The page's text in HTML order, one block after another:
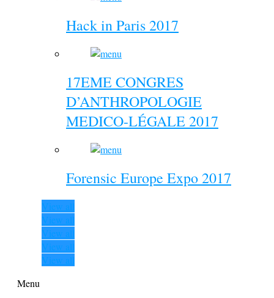
Hack in Paris 2017
17EME CONGRES
D’ANTHROPOLOGIE
MEDICO-LÉGALE 2017
Forensic Europe Expo 2017
View all
View all
View all
View all
View all
Menu